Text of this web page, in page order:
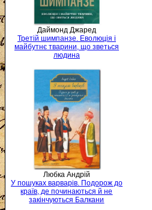
Даймонд Джаред
Третій шимпанзе. Еволюція і
майбутнє тварини, що зветься
людина
Любка Андрій
У пошуках варварів. Подорож до
країв, де починаються й не
закінчуються Балкани